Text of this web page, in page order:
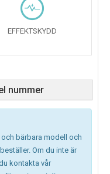
EFFEKTSKYDD
nummer
bärbara modell och
Om du inte är
kontakta vår